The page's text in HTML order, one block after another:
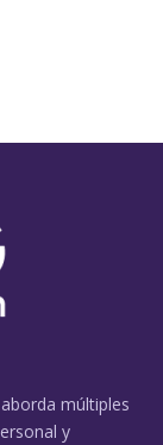
múltiples
y